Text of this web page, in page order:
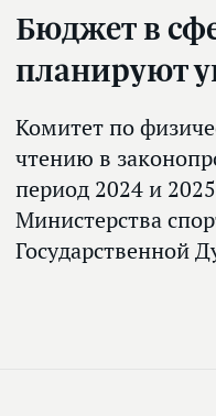
Бюджет в
планируют
Комитет по
чтению в
период 2024 и
Министерства
Государственной